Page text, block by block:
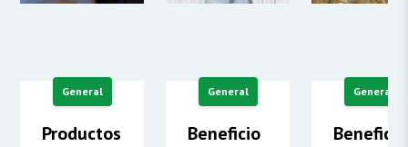
General
Productos
General
Beneficio
General
Beneficio